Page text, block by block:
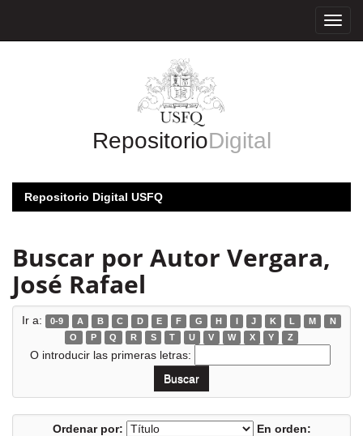
RepositorioDigital
Repositorio Digital USFQ
Buscar por Autor Vergara,
José Rafael
Ir a: 0-9 A B C D E F G H I J K L M
N
O
P Q R S T U V W X Y Z
O introducir las primeras letras:
Ordenar por:
En orden: